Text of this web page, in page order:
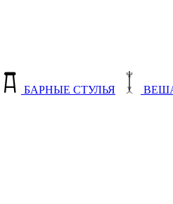
БАРНЫЕ СТУЛЬЯ